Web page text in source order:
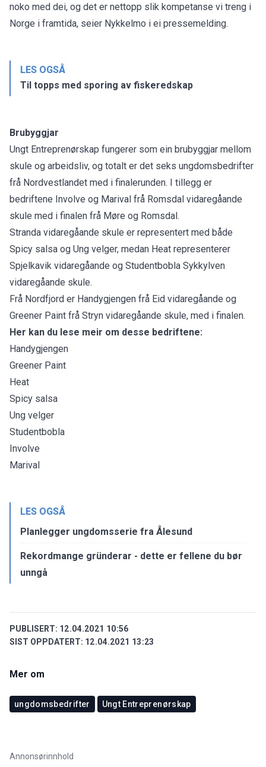
noko med dei, og det er nettopp slik kompetanse vi treng i
Norge i framtida, seier Nykkelmo i ei pressemelding.
LES OGSÅ
Til topps med sporing av fiskeredskap
Brubyggjar
Ungt Entreprenørskap fungerer som ein brubyggjar mellom
skule og arbeidsliv, og totalt er det seks ungdomsbedrifter
frå Nordvestlandet med i finalerunden. I tillegg er
bedriftene Involve og Marival frå Romsdal vidaregåande
skule med i finalen frå Møre og Romsdal.
Stranda vidaregåande skule er representert med både
Spicy salsa og Ung velger, medan Heat representerer
Spjelkavik vidaregåande og Studentbobla Sykkylven
vidaregåande skule.
Frå Nordfjord er Handygjengen frå Eid vidaregåande og
Greener Paint frå Stryn vidaregåande skule, med i finalen.
Her kan du lese meir om desse bedriftene:
Handygjengen
Greener Paint
Heat
Spicy salsa
Ung velger
Studentbobla
Involve
Marival
LES OGSÅ
Planlegger ungdomsserie fra Ålesund
Rekordmange gründerar - dette er fellene du bør
unngå
PUBLISERT: 12.04.2021 10:56
SIST OPPDATERT: 12.04.2021 13:23
Mer om
ungdomsbedrifter Ungt Entreprenørskap
Annonsørinnhold